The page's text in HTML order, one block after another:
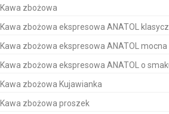
Kawa zbożowa
Kawa zbożowa ekspresowa ANATOL
Kawa zbożowa ekspresowa ANATOL mocna
Kawa zbożowa ekspresowa ANATOL o
Kawa zbożowa Kujawianka
Kawa zbożowa proszek